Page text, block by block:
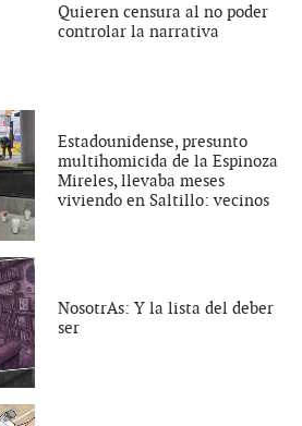
Quieren censura al no poder
controlar la narrativa
Estadounidense, presunto
multihomicida de la Espinoza
Mireles, llevaba meses
viviendo en Saltillo: vecinos
NosotrAs: Y la lista del deber
ser